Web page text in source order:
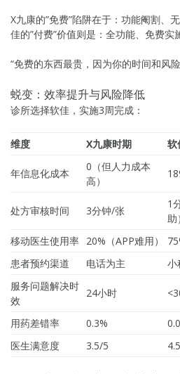
X九康的”免费”陷阱在于：功能阉割、
佳的”付费”价值则是：全功能、免费实
“免费的东西最贵，因为你的时间和风
蜕变：效率提升与风险降低
诊所选择软佳，实施3周完成：
维度 X九康时期 软
年信息化成本
0（但人力成本
高）
处方审核时间 3分钟/张
1
助）
移动医生使用率 20%（APP难用）
患者预约渠道
电话为主 小
服务问题解决时
效
24小时
用药差错率 0.3%
医生满意度
3.5/5